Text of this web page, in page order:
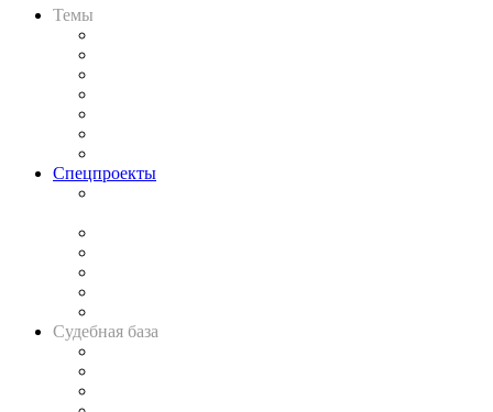
Темы
Спецпроекты
Судебная база